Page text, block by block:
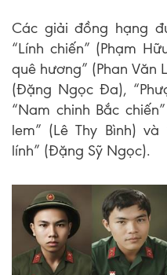
Các giải đồng hạng
“Lính chiến” (Phạm
quê hương” (Phan Văn
(Đặng Ngọc Đa),
“Nam chinh Bắc
lem” (Lê Thy Bình)
lính” (Đặng Sỹ Ngọc).